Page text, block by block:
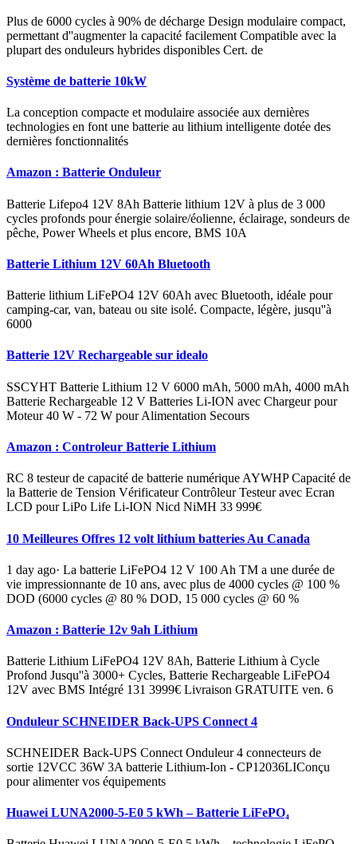
Plus de 6000 cycles à 90% de décharge Design modulaire compact,
permettant d''augmenter la capacité facilement Compatible avec la
plupart des onduleurs hybrides disponibles Cert. de
Système de batterie 10kW
La conception compacte et modulaire associée aux dernières
technologies en font une batterie au lithium intelligente dotée des
dernières fonctionnalités
Amazon : Batterie Onduleur
Batterie Lifepo4 12V 8Ah Batterie lithium 12V à plus de 3 000
cycles profonds pour énergie solaire/éolienne, éclairage, sondeurs de
pêche, Power Wheels et plus encore, BMS 10A
Batterie Lithium 12V 60Ah Bluetooth
Batterie lithium LiFePO4 12V 60Ah avec Bluetooth, idéale pour
camping-car, van, bateau ou site isolé. Compacte, légère, jusqu''à
6000
Batterie 12V Rechargeable sur idealo
SSCYHT Batterie Lithium 12 V 6000 mAh, 5000 mAh, 4000 mAh
Batterie Rechargeable 12 V Batteries Li-ION avec Chargeur pour
Moteur 40 W - 72 W pour Alimentation Secours
Amazon : Controleur Batterie Lithium
RC 8 testeur de capacité de batterie numérique AYWHP Capacité de
la Batterie de Tension Vérificateur Contrôleur Testeur avec Ecran
LCD pour LiPo Life Li-ION Nicd NiMH 33 999€
10 Meilleures Offres 12 volt lithium batteries Au Canada
1 day ago· La batterie LiFePO4 12 V 100 Ah TM a une durée de
vie impressionnante de 10 ans, avec plus de 4000 cycles @ 100 %
DOD (6000 cycles @ 80 % DOD, 15 000 cycles @ 60 %
Amazon : Batterie 12v 9ah Lithium
Batterie Lithium LiFePO4 12V 8Ah, Batterie Lithium à Cycle
Profond Jusqu''à 3000+ Cycles, Batterie Rechargeable LiFePO4
12V avec BMS Intégré 131 3999€ Livraison GRATUITE ven. 6
Onduleur SCHNEIDER Back-UPS Connect 4
SCHNEIDER Back-UPS Connect Onduleur 4 connecteurs de
sortie 12VCC 36W 3A batterie Lithium-Ion - CP12036LIConçu
pour alimenter vos équipements
Huawei LUNA2000-5-E0 5 kWh – Batterie LiFePO₄